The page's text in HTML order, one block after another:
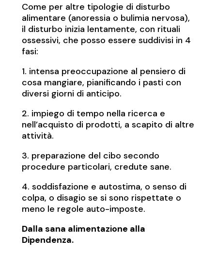
Come per altre tipologie di disturbo
alimentare (anoressia o bulimia nervosa),
il disturbo inizia lentamente, con rituali
ossessivi, che posso essere suddivisi in 4
fasi:
1. intensa preoccupazione al pensiero di
cosa mangiare, pianificando i pasti con
diversi giorni di anticipo.
2. impiego di tempo nella ricerca e
nell’acquisto di prodotti, a scapito di altre
attività.
3. preparazione del cibo secondo
procedure particolari, credute sane.
4. soddisfazione e autostima, o senso di
colpa, o disagio se si sono rispettate o
meno le regole auto-imposte.
Dalla sana alimentazione alla
Dipendenza.